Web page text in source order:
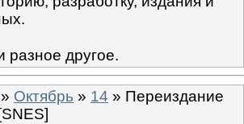
разное другое.
» Октябрь » 14 » Переиздание